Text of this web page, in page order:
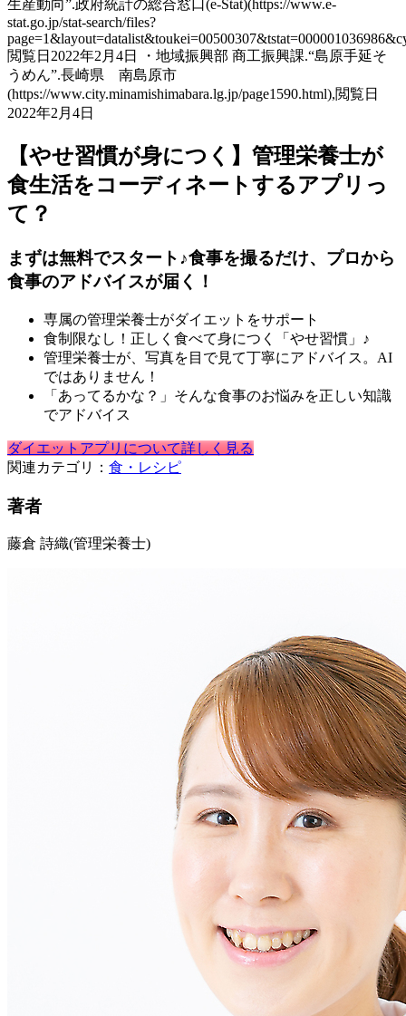
生産動向”.政府統計の総合窓口(e-Stat)(https://www.e-
stat.go.jp/stat-search/files?
閲覧日2022年2月4日 ・地域振興部 商工振興課.“島原手延そ
うめん”.長崎県 南島原市
(https://www.city.minamishimabara.lg.jp/page1590.html),閲覧日
2022年2月4日
【やせ習慣が身につく】管理栄養士が
食生活をコーディネートするアプリっ
て？
まずは無料でスタート♪食事を撮るだけ、プロから
食事のアドバイスが届く！
専属の管理栄養士がダイエットをサポート
食制限なし！正しく食べて身につく「やせ習慣」♪
管理栄養士が、写真を目で見て丁寧にアドバイス。AI
ではありません！
「あってるかな？」そんな食事のお悩みを正しい知識
でアドバイス
ダイエットアプリについて詳しく見る
関連カテゴリ： 食・レシピ
著者
藤倉 詩織(管理栄養士)